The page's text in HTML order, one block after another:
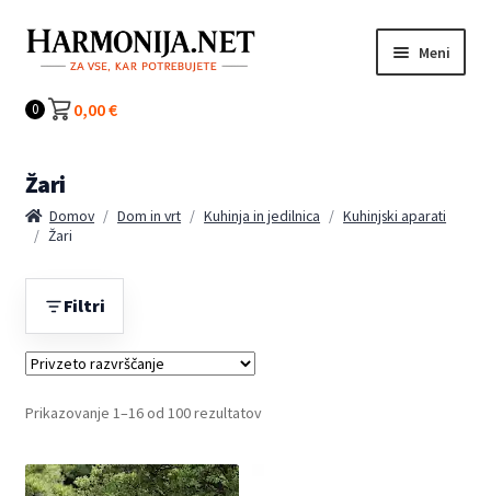
Preskoči
na
navigacijo
Preskoči
na
vsebino
Meni
0 0,00€
Žari
Domov / Dom in vrt / Kuhinja in jedilnica / Kuhinjski aparati
/ Žari
Filtri
Prikazovanje 1–16 od 100 rezultatov